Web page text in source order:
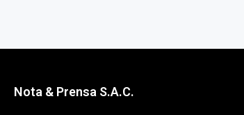
Nota & Prensa S.A.C.